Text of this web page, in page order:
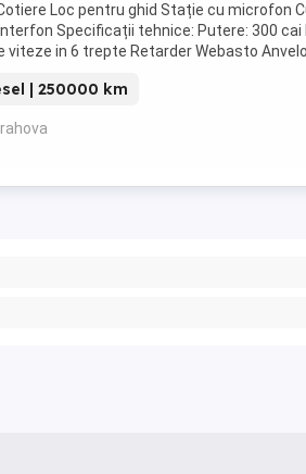
Loc pentru ghid Stație cu microfon
Specificații tehnice: Putere: 300 cai
viteze in 6 trepte Retarder Webasto
| 250000 km